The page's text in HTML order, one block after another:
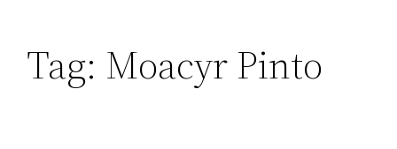
Tag: Moacyr Pinto